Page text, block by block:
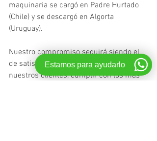
maquinaria se cargó en Padre Hurtado
(Chile) y se descargó en Algorta
(Uruguay).
Nuestro compromiso seguirá siendo el
de satisfacer las necesidades de
nuestros clientes, cumplir con los más
Estamos para ayudarlo